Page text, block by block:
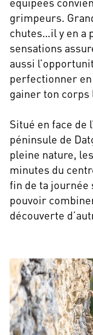
grimpeurs.
chutes…il y en a
sensations
aussi
perfectionner
gainer ton corps
Situé en face de
péninsule de
pleine nature,
minutes du
fin de ta journée
pouvoir
découverte